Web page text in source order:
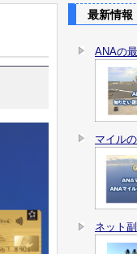
最新情報
ANAの
マイル
ネット